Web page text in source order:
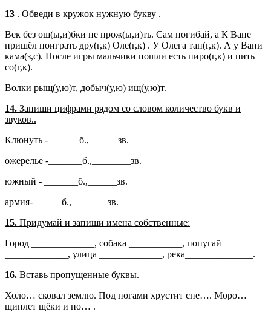
13 . Обведи в кружок нужную букву .
Век без ош(ы,и)бки не прож(ы,и)ть. Сам погибай, а К Ване
пришёл поиграть дру(г,к) Оле(г,к) . У Олега тан(г,к). А у Вани
кама(з,с). После игры мальчики пошли есть пиро(г,к) и пить
со(г,к).
Волки рыщ(у,ю)т, добыч(у,ю) ищ(у,ю)т.
14. Запиши цифрами рядом со словом количество букв и
звуков..
Клюнуть - ______б.,______зв.
ожерелье -_______б.,________зв.
южный - _______б.,______зв.
армия-______б.,_______ зв.
15. Придумай и запиши имена собственные:
Город _____________, собака ___________, попугай
_____________, улица _____________, река______________.
16. Вставь пропущенные буквы.
Холо… сковал землю. Под ногами хрустит сне…. Моро…
щиплет щёки и но… .